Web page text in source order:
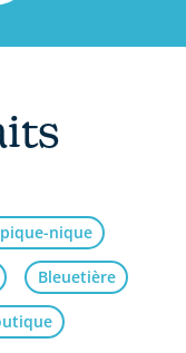
nique
Bleuetière